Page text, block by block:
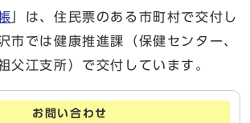
」は、住民票のある市町村で交付し
市では健康推進課（保健センター、
父江支所）で交付しています。
お問い合わせ